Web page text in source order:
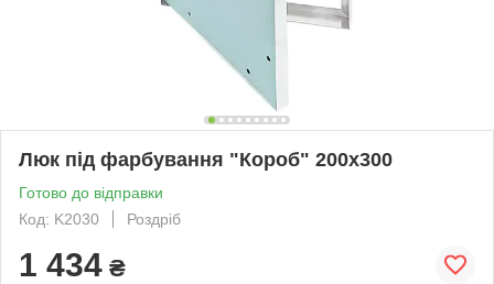
Люк під фарбування "Короб" 200х300
Готово до відправки
Код: K2030
Роздріб
1 434 ₴